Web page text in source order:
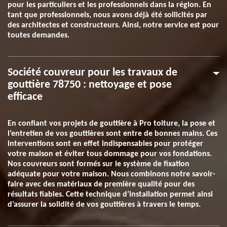
pour les particuliers et les professionnels dans la région. En
tant que professionnels, nous avons déjà été sollicités par
des architectes et constructeurs. Ainsi, notre service est pour
toutes demandes.
Société couvreur pour les travaux de
gouttière 78750 : nettoyage et pose
efficace
En confiant vos projets de gouttière à Pro toiture, la pose et
l’entretien de vos gouttières sont entre de bonnes mains. Ces
interventions sont en effet indispensables pour protéger
votre maison et éviter tous dommage pour vos fondations.
Nos couvreurs sont formés sur le système de fixation
adéquate pour votre maison. Nous combinons notre savoir-
faire avec des matériaux de première qualité pour des
résultats fiables. Cette technique d’installation permet ainsi
d’assurer la solidité de vos gouttières à travers le temps.